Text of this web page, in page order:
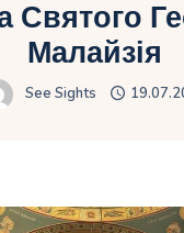
Святого
Малайзія
See Sights